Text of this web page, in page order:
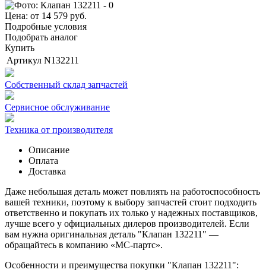
Цена: от 14 579 руб.
Подробные условия
Подобрать аналог
Купить
Артикул N132211
Собственный склад запчастей
Сервисное обслуживание
Техника от производителя
Описание
Оплата
Доставка
Даже небольшая деталь может повлиять на работоспособность
вашей техники, поэтому к выбору запчастей стоит подходить
ответственно и покупать их только у надежных поставщиков,
лучше всего у официальных дилеров производителей. Если
вам нужна оригинальная деталь "Клапан 132211" —
обращайтесь в компанию «МС-партс».
Особенности и преимущества покупки "Клапан 132211":